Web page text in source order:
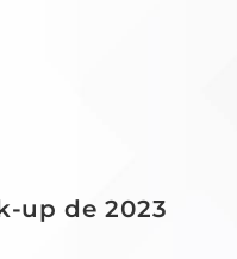
up de 2023